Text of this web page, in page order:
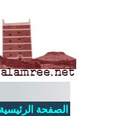
الصفحة الرئيسية